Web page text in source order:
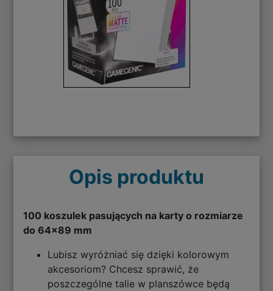
Opis produktu
100 koszulek pasujących na karty o rozmiarze
do 64x89 mm
Lubisz wyróżniać się dzięki kolorowym
akcesoriom? Chcesz sprawić, że
poszczególne talie w planszówce będą